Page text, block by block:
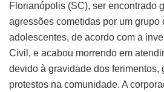
Florianópolis (SC), ser encontrado
agressões cometidas por um grupo
adolescentes, de acordo com a
Civil, e acabou morrendo em
devido à gravidade dos ferimentos,
protestos na comunidade. A